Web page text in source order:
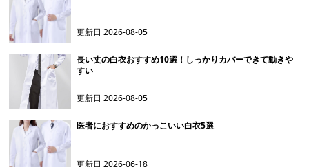
更新日2026-08-05
長い丈の白衣おすすめ10選！しっかりカバーできて動きや
すい
更新日2026-08-05
医者におすすめのかっこいい白衣5選
更新日2026-06-18